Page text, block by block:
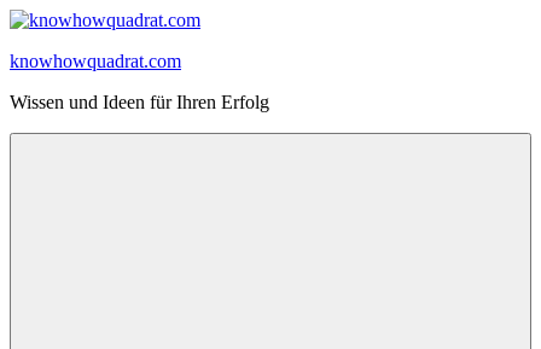
Zum
springen
knowhowquadrat.com
Wissen und Ideen für Ihren Erfolg